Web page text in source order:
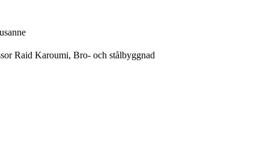
Raid Karoumi, Bro- och stålbyggnad